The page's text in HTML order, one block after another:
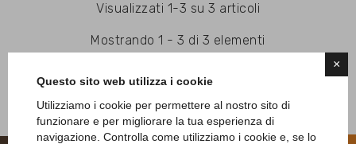
×
Questo sito web utilizza i cookie
Utilizziamo i cookie per permettere al nostro sito di
funzionare e per migliorare la tua esperienza di
navigazione. Controlla come utilizziamo i cookie e, se lo
Visualizzati 1-3 su 3 articoli
Mostrando 1 - 3 di 3 elementi